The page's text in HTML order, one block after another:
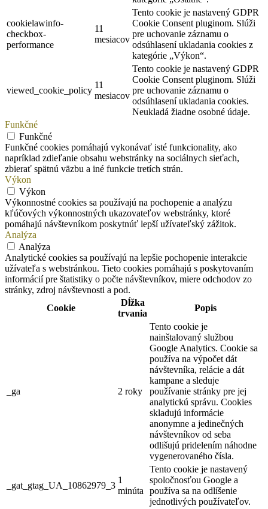
cookielawinfo-
checkbox-
performance
11
mesiacov
Tento cookie je nastavený GDPR
Cookie Consent pluginom. Slúži
pre uchovanie záznamu o
odsúhlasení ukladania cookies z
kategórie „Výkon“.
viewed_cookie_policy
11
mesiacov
Tento cookie je nastavený GDPR
Cookie Consent pluginom. Slúži
pre uchovanie záznamu o
odsúhlasení ukladania cookies.
Neukladá žiadne osobné údaje.
Funkčné
Funkčné
Funkčné cookies pomáhajú vykonávať isté funkcionality, ako
napríklad zdieľanie obsahu webstránky na sociálnych sieťach,
zbierať spätnú väzbu a iné funkcie tretích strán.
Výkon
Výkon
Výkonnostné cookies sa používajú na pochopenie a analýzu
kľúčových výkonnostných ukazovateľov webstránky, ktoré
pomáhajú návštevníkom poskytnúť lepší užívateľský zážitok.
Analýza
Analýza
Analytické cookies sa používajú na lepšie pochopenie interakcie
užívateľa s webstránkou. Tieto cookies pomáhajú s poskytovaním
informácií pre štatistiky o počte návštevníkov, miere odchodov zo
stránky, zdroj návštevnosti a pod.
Cookie
Dĺžka
trvania
Popis
_ga 2 roky
Tento cookie je
nainštalovaný službou
Google Analytics. Cookie sa
používa na výpočet dát
návštevníka, relácie a dát
kampane a sleduje
používanie stránky pre jej
analytickú správu. Cookies
skladujú informácie
anonymne a jedinečných
návštevníkov od seba
odlišujú pridelením náhodne
vygenerovaného čísla.
_gat_gtag_UA_10862979_3
1
minúta
Tento cookie je nastavený
spoločnosťou Google a
používa sa na odlíšenie
jednotlivých používateľov.